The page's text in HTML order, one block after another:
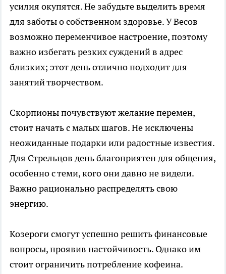
усилия окупятся. Не забудьте выделить время
для заботы о собственном здоровье. У Весов
возможно переменчивое настроение, поэтому
важно избегать резких суждений в адрес
близких; этот день отлично подходит для
занятий творчеством.
Скорпионы почувствуют желание перемен,
стоит начать с малых шагов. Не исключены
неожиданные подарки или радостные известия.
Для Стрельцов день благоприятен для общения,
особенно с теми, кого они давно не видели.
Важно рационально распределять свою
энергию.
Козероги смогут успешно решить финансовые
вопросы, проявив настойчивость. Однако им
стоит ограничить потребление кофеина.